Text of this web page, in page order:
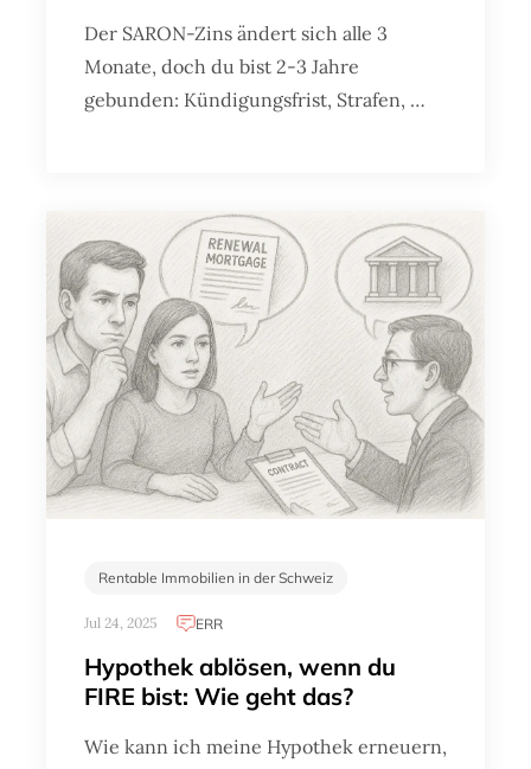
Der SARON-Zins ändert sich alle 3
Monate, doch du bist 2-3 Jahre
gebunden: Kündigungsfrist, Strafen, …
Rentable Immobilien in der Schweiz
Jul 24, 2025 ERR
Hypothek ablösen, wenn du
FIRE bist: Wie geht das?
Wie kann ich meine Hypothek erneuern,